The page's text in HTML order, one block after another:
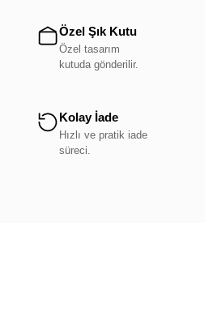
Özel Şık Kutu
Özel tasarım
kutuda gönderilir.
Kolay İade
Hızlı ve pratik iade
süreci.